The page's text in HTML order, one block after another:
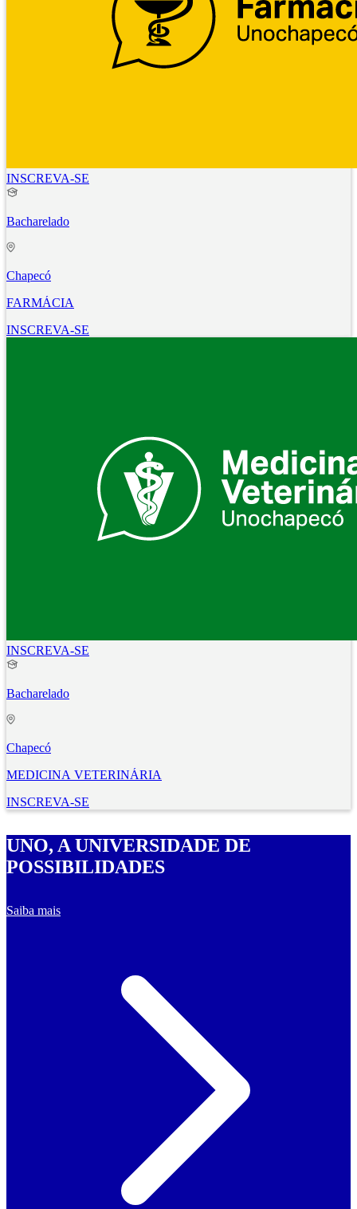
INSCREVA-SE
Bacharelado
Chapecó
FARMÁCIA
INSCREVA-SE
INSCREVA-SE
Bacharelado
Chapecó
MEDICINA VETERINÁRIA
INSCREVA-SE
UNO, A UNIVERSIDADE DE
POSSIBILIDADES
Saiba mais